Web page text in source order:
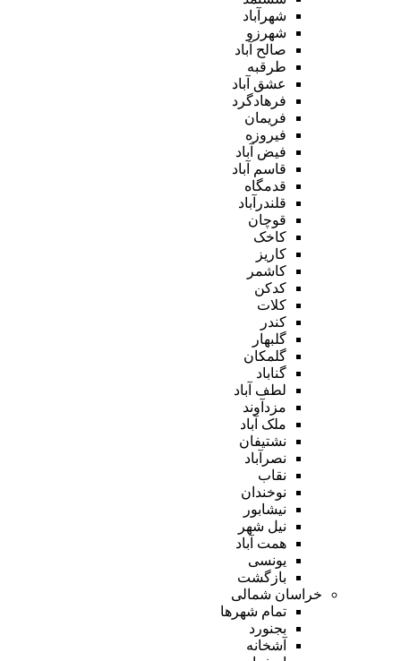
شهرآباد
شهرزو
صالح آباد
طرقبه
عشق آباد
فرهادگرد
فریمان
فیروزه
فیض آباد
قاسم آباد
قدمگاه
قلندرآباد
قوچان
کاخک
کاریز
کاشمر
کدکن
کلات
کندر
گلبهار
گلمکان
گناباد
لطف آباد
مزدآوند
ملک آباد
نشتیفان
نصرآباد
نقاب
نوخندان
نیشابور
نیل شهر
همت آباد
یونسی
بازگشت
خراسان شمالی
تمام شهر‌ها
بجنورد
آشخانه